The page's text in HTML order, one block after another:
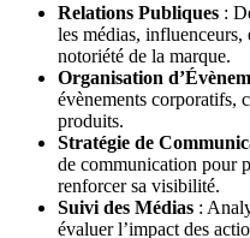
Relations Publiques :
les médias, influenceurs,
notoriété de la marque.
Organisation
évènements corporatifs,
produits.
Stratégie de
de communication pour
renforcer sa visibilité.
Suivi des Médias :
évaluer l’impact des